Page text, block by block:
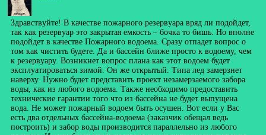
Здравствуйте! В качестве пожарного резервуара вряд ли подойдет,
так как резервуар это закрытая емкость – бочка то бишь. Но вполне
подойдет в качестве Пожарного водоема. Сразу отпадет вопрос о
том как чистить будете. Да и бассейн ближе просто к водоему, чем
к резервуару. Возникнет вопрос плана как этот водоем будет
эксплуатироваться зимой. Он же открытый. Типа лед замерзнет
наверху. Нужно будет представить проект незамерзаемого забора
воды, как из любого водоема. Также необходимо предоставить
технические гарантии того что из бассейна не будет выпущена
вода. Не может пожарный водоем быть осушен. Вот если у Вас
есть два отдельных бассейна-водоема (заказчик обещал ведь
построить) и забор воды производится параллельно из любого